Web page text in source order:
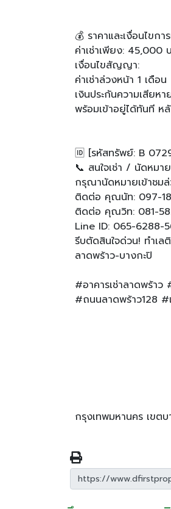
💰 ราคาและเงื่อนไขกา
ค่าเช่าเพียง: 45,000
เงื่อนไขสัญญา:
ค่าเช่าล่วงหน้า 1 เดือน
เงินประกันความเสียห
พร้อมเข้าอยู่ได้ทันที
🆔 [รหัสทรัพย์: B
📞 สนใจเช่า / นัดหมา
กรุณานัดหมายเข้าชม
ติดต่อ คุณนัท: 097-
ติดต่อ คุณวิท: 081-
Line ID: 065-6288-
รีบตัดสินใจด่วน! ทำเ
ลาดพร้าว-บางกะปิ
#อาคารเช่าลาดพร้าว
#ถนนลาดพร้าว128 #
กรุงเทพมหานคร เขตบ